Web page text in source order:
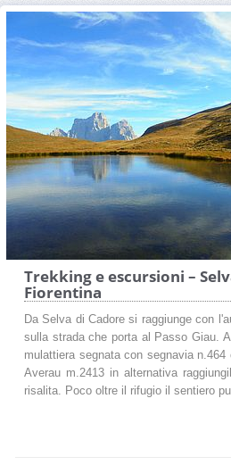
Trekking e escursioni –
Fiorentina
Da Selva di Cadore si raggiunge con
sulla strada che porta al Passo Giau.
mulattiera segnata con segnavia
Averau m.2413 in alternativa
risalita. Poco oltre il rifugio il sentiero